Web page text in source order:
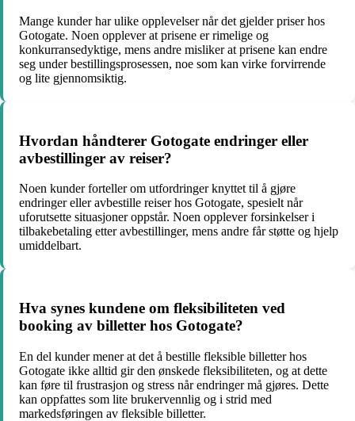
Mange kunder har ulike opplevelser når det gjelder priser hos
Gotogate. Noen opplever at prisene er rimelige og
konkurransedyktige, mens andre misliker at prisene kan endre
seg under bestillingsprosessen, noe som kan virke forvirrende
og lite gjennomsiktig.
Hvordan håndterer Gotogate endringer eller
avbestillinger av reiser?
Noen kunder forteller om utfordringer knyttet til å gjøre
endringer eller avbestille reiser hos Gotogate, spesielt når
uforutsette situasjoner oppstår. Noen opplever forsinkelser i
tilbakebetaling etter avbestillinger, mens andre får støtte og hjelp
umiddelbart.
Hva synes kundene om fleksibiliteten ved
booking av billetter hos Gotogate?
En del kunder mener at det å bestille fleksible billetter hos
Gotogate ikke alltid gir den ønskede fleksibiliteten, og at dette
kan føre til frustrasjon og stress når endringer må gjøres. Dette
kan oppfattes som lite brukervennlig og i strid med
markedsføringen av fleksible billetter.